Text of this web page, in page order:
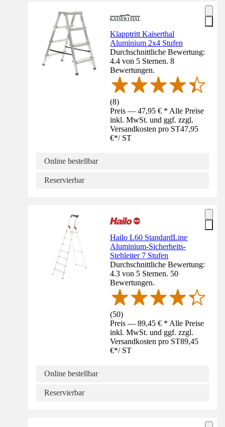
Klapptritt Kaiserthal
Aluminium 2x4 Stufen
Durchschnittliche Bewertung:
4.4 von 5 Sternen. 8
Bewertungen.
(8)
Preis — 47,95 € * Alle Preise
inkl. MwSt. und ggf. zzgl.
Versandkosten pro ST47,95
€*/ ST
Online bestellbar
Reservierbar
Hailo L60 StandardLine
Aluminium-Sicherheits-
Stehleiter 7 Stufen
Durchschnittliche Bewertung:
4.3 von 5 Sternen. 50
Bewertungen.
(50)
Preis — 89,45 € * Alle Preise
inkl. MwSt. und ggf. zzgl.
Versandkosten pro ST89,45
€*/ ST
Online bestellbar
Reservierbar